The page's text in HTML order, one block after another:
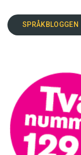
SPRÅKBLOGGEN